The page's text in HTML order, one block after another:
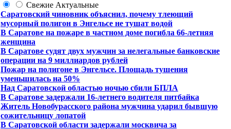
Свежие Актуальные
Саратовский чиновник объяснил, почему тлеющий
мусорный полигон в Энгельсе не тушат водой
В Саратове на пожаре в частном доме погибла 66-летняя
женщина
В Саратове судят двух мужчин за нелегальные банковские
операции на 9 миллиардов рублей
Пожар на полигоне в Энгельсе. Площадь тушения
уменьшилась на 50%
Над Саратовской областью ночью сбили БПЛА
В Саратове задержали 16-летнего водителя питбайка
Житель Новобурасского района мужчина ударил бывшую
сожительницу лопатой
В Саратовской области задержали москвича за